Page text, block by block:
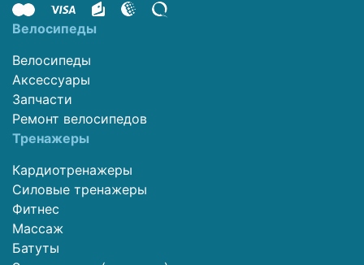
Велосипеды
Велосипеды
Аксессуары
Запчасти
Ремонт велосипедов
Тренажеры
Кардиотренажеры
Силовые тренажеры
Фитнес
Массаж
Батуты